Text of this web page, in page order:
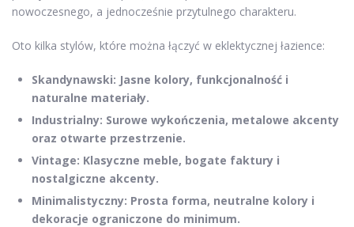
nowoczesnego, a jednocześnie przytulnego charakteru.
Oto kilka stylów, które można łączyć w eklektycznej łazience:
Skandynawski: Jasne kolory, funkcjonalność i
naturalne materiały.
Industrialny: Surowe wykończenia, metalowe akcenty
oraz otwarte przestrzenie.
Vintage: Klasyczne meble, bogate faktury i
nostalgiczne akcenty.
Minimalistyczny: Prosta forma, neutralne kolory i
dekoracje ograniczone do minimum.